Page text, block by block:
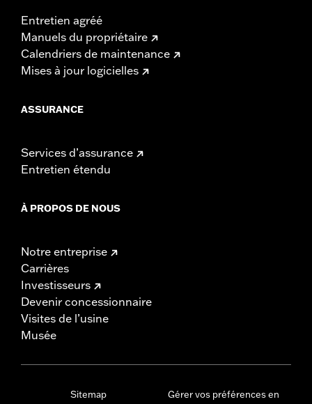
Entretien agréé
Manuels du propriétaire
Calendriers de maintenance
Mises à jour logicielles
ASSURANCE
Services d’assurance
Entretien étendu
À PROPOS DE NOUS
Notre entreprise
Carrières
Investisseurs
Devenir concessionnaire
Visites de l’usine
Musée
Sitemap
Gérer vos préférences en